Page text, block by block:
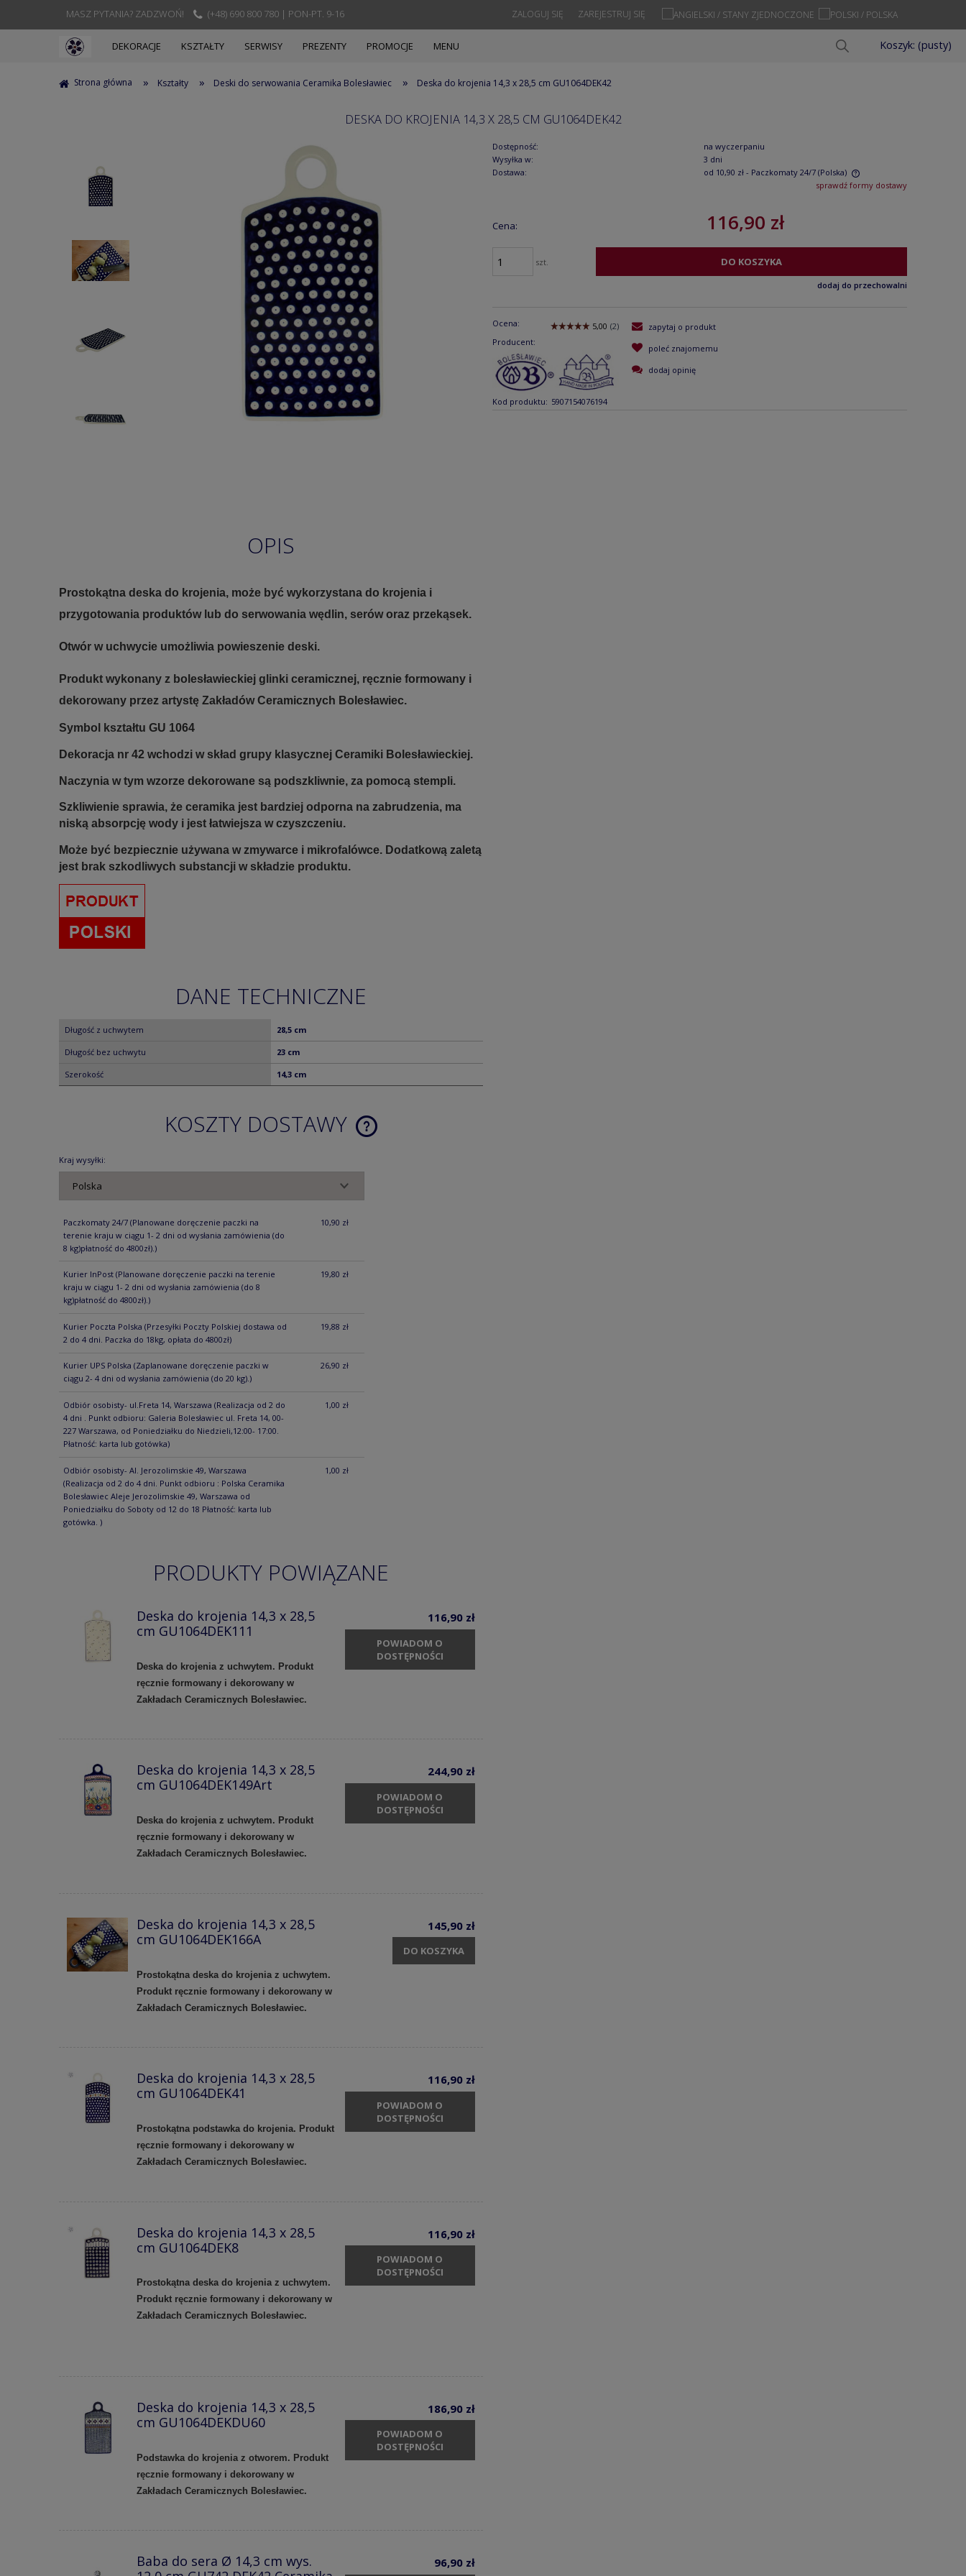
MASZ PYTANIA? ZADZWOŃ! (+48) 690 800 780 | PON-PT. 9-16 ZAREJESTRUJ SIĘ
ZALOGUJ SIĘ
Koszyk: (pusty)
DEKORACJE KSZTAŁTY SERWISY PREZENTY PROMOCJE MENU
Strona główna » Kształty » Deski do serwowania Ceramika Bolesławiec » Deska do krojenia 14,3 x 28,5 cm GU1064DEK42
DESKA DO KROJENIA 14,3 X 28,5 CM GU1064DEK42
Dostępność:
na wyczerpaniu
Wysyłka w:
3 dni
Dostawa:
od 10,90 zł - Paczkomaty 24/7 (Polska)
sprawdź formy dostawy
Cena: 116,90 zł
szt. DO KOSZYKA
dodaj do przechowalni
Ocena:
Producent:
Kod produktu: 5907154076194
zapytaj o produkt
poleć znajomemu
dodaj opinię
OPIS
Prostokątna deska do krojenia, może być wykorzystana do krojenia i
przygotowania produktów lub do serwowania wędlin, serów oraz przekąsek.
Otwór w uchwycie umożliwia powieszenie deski.
Produkt wykonany z bolesławieckiej glinki ceramicznej, ręcznie formowany i
dekorowany przez artystę Zakładów Ceramicznych Bolesławiec.
Symbol kształtu GU 1064
Dekoracja nr 42 wchodzi w skład grupy klasycznej Ceramiki Bolesławieckiej.
Naczynia w tym wzorze dekorowane są podszkliwnie, za pomocą stempli.
Szkliwienie sprawia, że ceramika jest bardziej odporna na zabrudzenia, ma
niską absorpcję wody i jest łatwiejsza w czyszczeniu.
Może być bezpiecznie używana w zmywarce i mikrofalówce. Dodatkową zaletą
jest brak szkodliwych substancji w składzie produktu.
DANE TECHNICZNE
Długość z uchwytem 28,5 cm
Długość bez uchwytu 23 cm
Szerokość 14,3 cm
KOSZTY DOSTAWY
Kraj wysyłki:
Paczkomaty 24/7 (Planowane doręczenie paczki na
terenie kraju w ciągu 1- 2 dni od wysłania zamówienia (do
8 kg)płatność do 4800zł).)
10,90 zł
Kurier InPost (Planowane doręczenie paczki na terenie
kraju w ciągu 1- 2 dni od wysłania zamówienia (do 8
kg)płatność do 4800zł).)
19,80 zł
Kurier Poczta Polska (Przesyłki Poczty Polskiej dostawa od
2 do 4 dni. Paczka do 18kg, opłata do 4800zł)
19,88 zł
Kurier UPS Polska (Zaplanowane doręczenie paczki w
ciągu 2- 4 dni od wysłania zamówienia (do 20 kg).)
26,90 zł
Odbiór osobisty- ul.Freta 14, Warszawa (Realizacja od 2 do
4 dni . Punkt odbioru: Galeria Bolesławiec ul. Freta 14, 00-
227 Warszawa, od Poniedziałku do Niedzieli,12:00- 17:00.
Płatność: karta lub gotówka)
1,00 zł
Odbiór osobisty- Al. Jerozolimskie 49, Warszawa
(Realizacja od 2 do 4 dni. Punkt odbioru : Polska Ceramika
Bolesławiec Aleje Jerozolimskie 49, Warszawa od
Poniedziałku do Soboty od 12 do 18 Płatność: karta lub
gotówka. )
1,00 zł
PRODUKTY POWIĄZANE
Deska do krojenia 14,3 x 28,5
cm GU1064DEK111
Deska do krojenia z uchwytem. Produkt
ręcznie formowany i dekorowany w
Zakładach Ceramicznych Bolesławiec.
116,90 zł
POWIADOM O
DOSTĘPNOŚCI
Deska do krojenia 14,3 x 28,5
cm GU1064DEK149Art
Deska do krojenia z uchwytem. Produkt
ręcznie formowany i dekorowany w
Zakładach Ceramicznych Bolesławiec.
244,90 zł
POWIADOM O
DOSTĘPNOŚCI
Deska do krojenia 14,3 x 28,5
cm GU1064DEK166A
Prostokątna deska do krojenia z uchwytem.
Produkt ręcznie formowany i dekorowany w
Zakładach Ceramicznych Bolesławiec.
145,90 zł
DO KOSZYKA
Deska do krojenia 14,3 x 28,5
cm GU1064DEK41
Prostokątna podstawka do krojenia. Produkt
ręcznie formowany i dekorowany w
Zakładach Ceramicznych Bolesławiec.
116,90 zł
POWIADOM O
DOSTĘPNOŚCI
Deska do krojenia 14,3 x 28,5
cm GU1064DEK8
Prostokątna deska do krojenia z uchwytem.
Produkt ręcznie formowany i dekorowany w
Zakładach Ceramicznych Bolesławiec.
116,90 zł
POWIADOM O
DOSTĘPNOŚCI
Deska do krojenia 14,3 x 28,5
cm GU1064DEKDU60
Podstawka do krojenia z otworem. Produkt
ręcznie formowany i dekorowany w
Zakładach Ceramicznych Bolesławiec.
186,90 zł
POWIADOM O
DOSTĘPNOŚCI
Baba do sera Ø 14,3 cm wys.
96,90 zł